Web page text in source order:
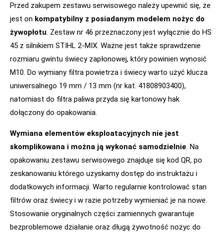
Przed zakupem zestawu serwisowego należy upewnić się, że
jest on kompatybilny z posiadanym modelem nożyc do
żywopłotu. Zestaw nr 46 przeznaczony jest wyłącznie do HS
45 z silnikiem STIHL 2-MIX. Ważne jest także sprawdzenie
rozmiaru gwintu świecy zapłonowej, który powinien wynosić
M10. Do wymiany filtra powietrza i świecy warto użyć klucza
uniwersalnego 19 mm / 13 mm (nr kat. 41808903400),
natomiast do filtra paliwa przyda się kartonowy hak
dołączony do opakowania.
Wymiana elementów eksploatacyjnych nie jest
skomplikowana i można ją wykonać samodzielnie. Na
opakowaniu zestawu serwisowego znajduje się kod QR, po
zeskanowaniu którego uzyskamy dostęp do instruktażu i
dodatkowych informacji. Warto regularnie kontrolować stan
filtrów oraz świecy i w razie potrzeby wymieniać je na nowe.
Stosowanie oryginalnych części zamiennych gwarantuje
bezproblemowe działanie oraz długą żywotność nożyc do